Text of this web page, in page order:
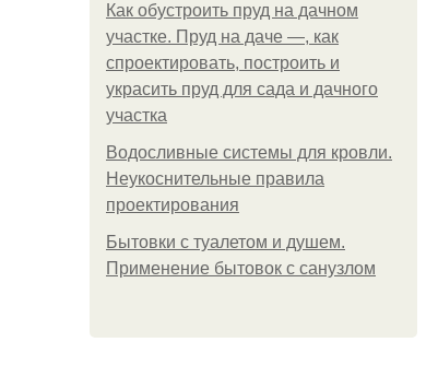
Как обустроить пруд на дачном
участке. Пруд на даче —, как
спроектировать, построить и
украсить пруд для сада и дачного
участка
Водосливные системы для кровли.
Неукоснительные правила
проектирования
Бытовки с туалетом и душем.
Применение бытовок с санузлом